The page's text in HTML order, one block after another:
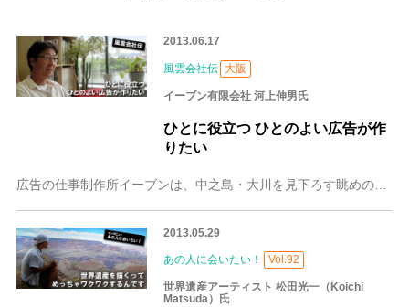
2013.06.17
風雲会社伝 大阪
イーブン有限会社 河上伸男氏
ひとに役立つ ひとのよい広告が作
りたい
広告の仕事制作所イーブンは、中之島・大川を見下ろす眺めのいいオフィス。社内にはしきりがほとんどない。その見晴らしのいい場所で作られるのは「ひとのよい広告」。広告
2013.05.29
あの人に会いたい！ Vol.92
世界遺産アーティスト 松田光一（Koichi
Matsuda）氏